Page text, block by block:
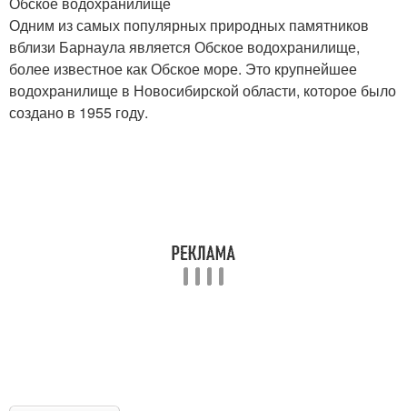
Одним из самых популярных природных памятников
вблизи Барнаула является Обское водохранилище,
более известное как Обское море. Это крупнейшее
водохранилище в Новосибирской области, которое было
создано в 1955 году.